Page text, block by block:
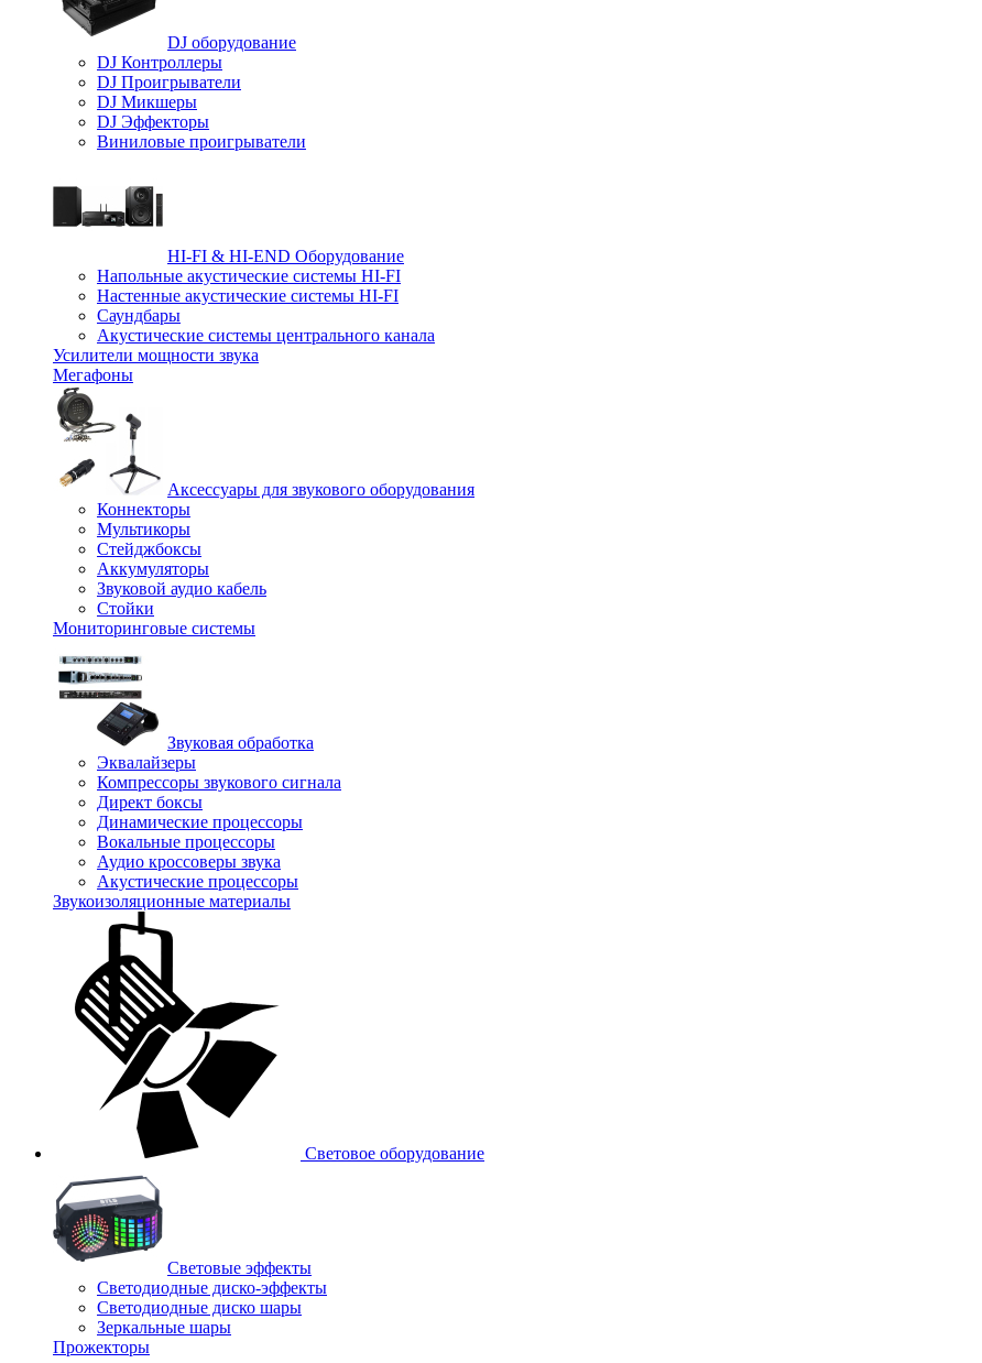
DJ оборудование
DJ Контроллеры
DJ Проигрыватели
DJ Микшеры
DJ Эффекторы
Виниловые проигрыватели
HI-FI & HI-END Оборудование
Напольные акустические системы HI-FI
Настенные акустические системы HI-FI
Саундбары
Акустические системы центрального канала
Усилители мощности звука
Мегафоны
Аксессуары для звукового оборудования
Коннекторы
Мультикоры
Стейджбоксы
Аккумуляторы
Звуковой аудио кабель
Стойки
Мониторинговые системы
Звуковая обработка
Эквалайзеры
Компрессоры звукового сигнала
Директ боксы
Динамические процессоры
Вокальные процессоры
Аудио кроссоверы звука
Акустические процессоры
Звукоизоляционные материалы
Световое оборудование
Световые эффекты
Светодиодные диско-эффекты
Светодиодные диско шары
Зеркальные шары
Прожекторы